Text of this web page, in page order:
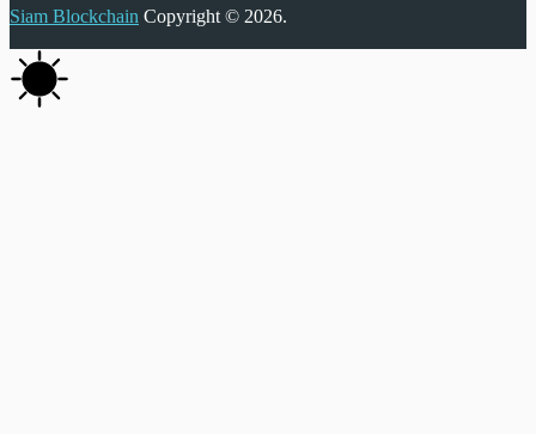
Siam Blockchain Copyright © 2026.